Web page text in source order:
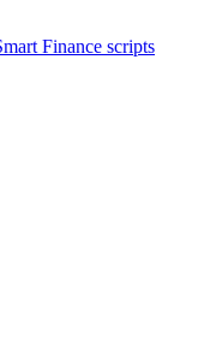
Finance scripts